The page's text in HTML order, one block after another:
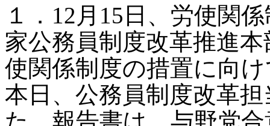
１．12月15日、労使関
家公務員制度改革推進
使関係制度の措置に向
本日、公務員制度改革